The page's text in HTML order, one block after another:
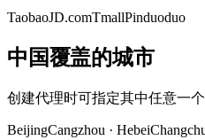
TaobaoJD.comTmallPinduoduo
中国覆盖的城市
创建代理时可指定其中任意一
BeijingCangzhou · Hebei